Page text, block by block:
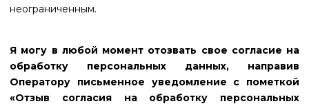
неограниченным.
Я могу в любой момент отозвать свое согласие на
обработку персональных данных, направив
Оператору письменное уведомление с пометкой
«Отзыв согласия на обработку персональных